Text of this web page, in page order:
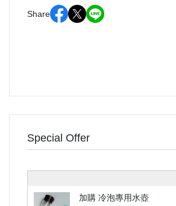
Share
Special Offer
加購 冷泡專用水壺